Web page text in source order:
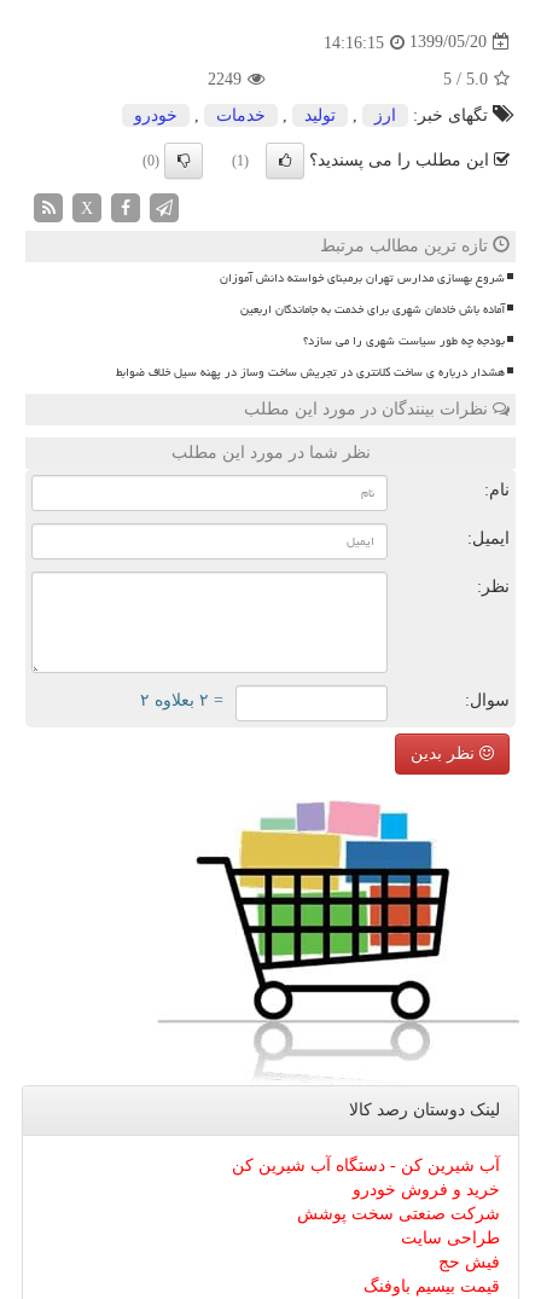
1399/05/20
14:16:15
5.0
/
5
2249
تگهای خبر:
ارز تولید خدمات خودرو
این مطلب را می پسندید؟ (1)
(0)
X
تازه ترین مطالب مرتبط
شروع بهسازی مدارس تهران برمبنای خواسته دانش آموزان
آماده باش خادمان شهری برای خدمت به جاماندگان اربعین
بودجه چه طور سیاست شهری را می سازد؟
هشدار درباره ی ساخت کلانتری در تجریش ساخت وساز در پهنه سیل خلاف ضوابط
نظرات بینندگان در مورد این مطلب
نظر شما در مورد این مطلب
نام:
ایمیل:
نظر:
سوال: = ۲ بعلاوه ۲
نظر بدین
لینک دوستان رصد كالا
آب شیرین کن - دستگاه آب شیرین کن
خرید و فروش خودرو
شرکت صنعتی سخت پوشش
طراحی سایت
فیش حج
قیمت بیسیم باوفنگ